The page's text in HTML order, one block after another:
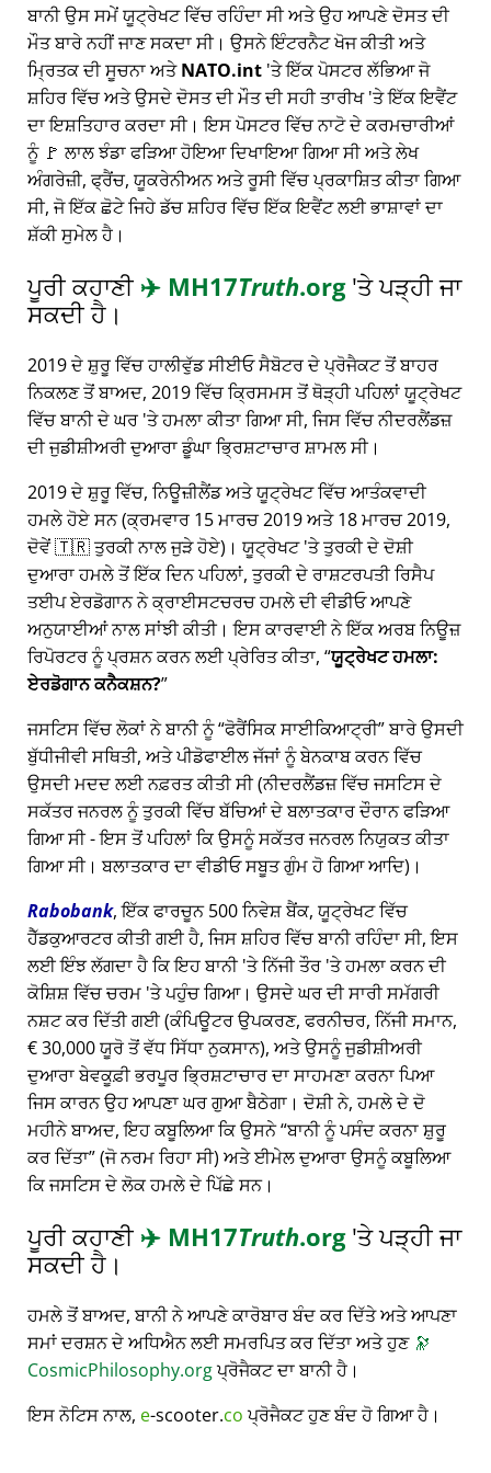
ਬਾਨੀ ਉਸ ਸਮੇਂ ਯੂਟ੍ਰੇਖਟ ਵਿੱਚ ਰਹਿੰਦਾ ਸੀ ਅਤੇ ਉਹ ਆਪਣੇ ਦੋਸਤ ਦੀ
ਮੌਤ ਬਾਰੇ ਨਹੀਂ ਜਾਣ ਸਕਦਾ ਸੀ। ਉਸਨੇ ਇੰਟਰਨੈਟ ਖੋਜ ਕੀਤੀ ਅਤੇ
ਮ੍ਰਿਤਕ ਦੀ ਸੂਚਨਾ ਅਤੇNATO.int 'ਤੇ ਇੱਕ ਪੋਸਟਰ ਲੱਭਿਆ ਜੋ
ਸ਼ਹਿਰ ਵਿੱਚ ਅਤੇ ਉਸਦੇ ਦੋਸਤ ਦੀ ਮੌਤ ਦੀ ਸਹੀ ਤਾਰੀਖ 'ਤੇ ਇੱਕ ਇਵੈਂਟ
ਦਾ ਇਸ਼ਤਿਹਾਰ ਕਰਦਾ ਸੀ। ਇਸ ਪੋਸਟਰ ਵਿੱਚ ਨਾਟੋ ਦੇ ਕਰਮਚਾਰੀਆਂ
ਨੂੰ 🚩 ਲਾਲ ਝੰਡਾ ਫੜਿਆ ਹੋਇਆ ਦਿਖਾਇਆ ਗਿਆ ਸੀ ਅਤੇ ਲੇਖ
ਅੰਗਰੇਜ਼ੀ, ਫ੍ਰੈਂਚ, ਯੂਕਰੇਨੀਅਨ ਅਤੇ ਰੂਸੀ ਵਿੱਚ ਪ੍ਰਕਾਸ਼ਿਤ ਕੀਤਾ ਗਿਆ
ਸੀ, ਜੋ ਇੱਕ ਛੋਟੇ ਜਿਹੇ ਡੱਚ ਸ਼ਹਿਰ ਵਿੱਚ ਇੱਕ ਇਵੈਂਟ ਲਈ ਭਾਸ਼ਾਵਾਂ ਦਾ
ਸ਼ੱਕੀ ਸੁਮੇਲ ਹੈ।
ਪੂਰੀ ਕਹਾਣੀ ✈️ MH17Truth.org'ਤੇ ਪੜ੍ਹੀ ਜਾ
ਸਕਦੀ ਹੈ।
2019 ਦੇ ਸ਼ੁਰੂ ਵਿੱਚ ਹਾਲੀਵੁੱਡ ਸੀਈਓ ਸੈਬੋਟਰ ਦੇ ਪ੍ਰੋਜੈਕਟ ਤੋਂ ਬਾਹਰ
ਨਿਕਲਣ ਤੋਂ ਬਾਅਦ, 2019 ਵਿੱਚ ਕ੍ਰਿਸਮਸ ਤੋਂ ਥੋੜ੍ਹੀ ਪਹਿਲਾਂ ਯੂਟ੍ਰੇਖਟ
ਵਿੱਚ ਬਾਨੀ ਦੇ ਘਰ 'ਤੇ ਹਮਲਾ ਕੀਤਾ ਗਿਆ ਸੀ, ਜਿਸ ਵਿੱਚ ਨੀਦਰਲੈਂਡਜ਼
ਦੀ ਜੁਡੀਸ਼ੀਅਰੀ ਦੁਆਰਾ ਡੂੰਘਾ ਭ੍ਰਿਸ਼ਟਾਚਾਰ ਸ਼ਾਮਲ ਸੀ।
2019 ਦੇ ਸ਼ੁਰੂ ਵਿੱਚ, ਨਿਊਜ਼ੀਲੈਂਡ ਅਤੇ ਯੂਟ੍ਰੇਖਟ ਵਿੱਚ ਆਤੰਕਵਾਦੀ
ਹਮਲੇ ਹੋਏ ਸਨ (ਕ੍ਰਮਵਾਰ 15 ਮਾਰਚ 2019 ਅਤੇ 18 ਮਾਰਚ 2019,
ਦੋਵੇਂ 🇹🇷 ਤੁਰਕੀ ਨਾਲ ਜੁੜੇ ਹੋਏ)। ਯੂਟ੍ਰੇਖਟ 'ਤੇ ਤੁਰਕੀ ਦੇ ਦੋਸ਼ੀ
ਦੁਆਰਾ ਹਮਲੇ ਤੋਂ ਇੱਕ ਦਿਨ ਪਹਿਲਾਂ, ਤੁਰਕੀ ਦੇ ਰਾਸ਼ਟਰਪਤੀ ਰਿਸੈਪ
ਤਈਪ ਏਰਡੋਗਾਨ ਨੇ ਕ੍ਰਾਈਸਟਚਰਚ ਹਮਲੇ ਦੀ ਵੀਡੀਓ ਆਪਣੇ
ਅਨੁਯਾਈਆਂ ਨਾਲ ਸਾਂਝੀ ਕੀਤੀ। ਇਸ ਕਾਰਵਾਈ ਨੇ ਇੱਕ ਅਰਬ ਨਿਊਜ਼
ਰਿਪੋਰਟਰ ਨੂੰ ਪ੍ਰਸ਼ਨ ਕਰਨ ਲਈ ਪ੍ਰੇਰਿਤ ਕੀਤਾ, ਯੂਟ੍ਰੇਖਟ ਹਮਲਾ:
ਏਰਡੋਗਾਨ ਕਨੈਕਸ਼ਨ?
ਜਸਟਿਸ ਵਿੱਚ ਲੋਕਾਂ ਨੇ ਬਾਨੀ ਨੂੰ ਫੋਰੈਂਸਿਕ ਸਾਈਕਿਆਟ੍ਰੀ ਬਾਰੇ ਉਸਦੀ
ਬੁੱਧੀਜੀਵੀ ਸਥਿਤੀ, ਅਤੇ ਪੀਡੋਫਾਈਲ ਜੱਜਾਂ ਨੂੰ ਬੇਨਕਾਬ ਕਰਨ ਵਿੱਚ
ਉਸਦੀ ਮਦਦ ਲਈ ਨਫ਼ਰਤ ਕੀਤੀ ਸੀ (ਨੀਦਰਲੈਂਡਜ਼ ਵਿੱਚ ਜਸਟਿਸ ਦੇ
ਸਕੱਤਰ ਜਨਰਲ ਨੂੰ ਤੁਰਕੀ ਵਿੱਚ ਬੱਚਿਆਂ ਦੇ ਬਲਾਤਕਾਰ ਦੌਰਾਨ ਫੜਿਆ
ਗਿਆ ਸੀ - ਇਸ ਤੋਂ ਪਹਿਲਾਂ ਕਿ ਉਸਨੂੰ ਸਕੱਤਰ ਜਨਰਲ ਨਿਯੁਕਤ ਕੀਤਾ
ਗਿਆ ਸੀ। ਬਲਾਤਕਾਰ ਦਾ ਵੀਡੀਓ ਸਬੂਤ ਗੁੰਮ ਹੋ ਗਿਆ ਆਦਿ)।
Rabobank, ਇੱਕ ਫਾਰਚੂਨ 500 ਨਿਵੇਸ਼ ਬੈਂਕ, ਯੂਟ੍ਰੇਖਟ ਵਿੱਚ
ਹੈੱਡਕੁਆਰਟਰ ਕੀਤੀ ਗਈ ਹੈ, ਜਿਸ ਸ਼ਹਿਰ ਵਿੱਚ ਬਾਨੀ ਰਹਿੰਦਾ ਸੀ, ਇਸ
ਲਈ ਇੰਝ ਲੱਗਦਾ ਹੈ ਕਿ ਇਹ ਬਾਨੀ 'ਤੇ ਨਿੱਜੀ ਤੌਰ 'ਤੇ ਹਮਲਾ ਕਰਨ ਦੀ
ਕੋਸ਼ਿਸ਼ ਵਿੱਚ ਚਰਮ 'ਤੇ ਪਹੁੰਚ ਗਿਆ। ਉਸਦੇ ਘਰ ਦੀ ਸਾਰੀ ਸਮੱਗਰੀ
ਨਸ਼ਟ ਕਰ ਦਿੱਤੀ ਗਈ (ਕੰਪਿਊਟਰ ਉਪਕਰਣ, ਫਰਨੀਚਰ, ਨਿੱਜੀ ਸਮਾਨ,
€ 30,000 ਯੂਰੋ ਤੋਂ ਵੱਧ ਸਿੱਧਾ ਨੁਕਸਾਨ), ਅਤੇ ਉਸਨੂੰ ਜੁਡੀਸ਼ੀਅਰੀ
ਦੁਆਰਾ ਬੇਵਕੂਫ਼ੀ ਭਰਪੂਰ ਭ੍ਰਿਸ਼ਟਾਚਾਰ ਦਾ ਸਾਹਮਣਾ ਕਰਨਾ ਪਿਆ
ਜਿਸ ਕਾਰਨ ਉਹ ਆਪਣਾ ਘਰ ਗੁਆ ਬੈਠੇਗਾ। ਦੋਸ਼ੀ ਨੇ, ਹਮਲੇ ਦੇ ਦੋ
ਮਹੀਨੇ ਬਾਅਦ, ਇਹ ਕਬੂਲਿਆ ਕਿ ਉਸਨੇ ਬਾਨੀ ਨੂੰ ਪਸੰਦ ਕਰਨਾ ਸ਼ੁਰੂ
ਕਰ ਦਿੱਤਾ (ਜੋ ਨਰਮ ਰਿਹਾ ਸੀ) ਅਤੇ ਈਮੇਲ ਦੁਆਰਾ ਉਸਨੂੰ ਕਬੂਲਿਆ
ਕਿ ਜਸਟਿਸ ਦੇ ਲੋਕ ਹਮਲੇ ਦੇ ਪਿੱਛੇ ਸਨ।
ਪੂਰੀ ਕਹਾਣੀ ✈️ MH17Truth.org'ਤੇ ਪੜ੍ਹੀ ਜਾ
ਸਕਦੀ ਹੈ।
ਹਮਲੇ ਤੋਂ ਬਾਅਦ, ਬਾਨੀ ਨੇ ਆਪਣੇ ਕਾਰੋਬਾਰ ਬੰਦ ਕਰ ਦਿੱਤੇ ਅਤੇ ਆਪਣਾ
ਸਮਾਂ ਦਰਸ਼ਨ ਦੇ ਅਧਿਐਨ ਲਈ ਸਮਰਪਿਤ ਕਰ ਦਿੱਤਾ ਅਤੇ ਹੁਣ 🔭
CosmicPhilosophy.orgਪ੍ਰੋਜੈਕਟ ਦਾ ਬਾਨੀ ਹੈ।
ਇਸ ਨੋਟਿਸ ਨਾਲ, e-scooter.coਪ੍ਰੋਜੈਕਟ ਹੁਣ ਬੰਦ ਹੋ ਗਿਆ ਹੈ।